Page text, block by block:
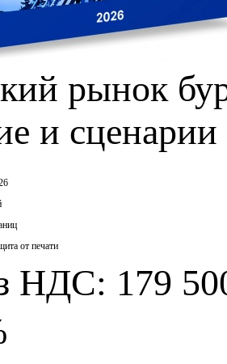
рынок
и
от печати
НДС: 179